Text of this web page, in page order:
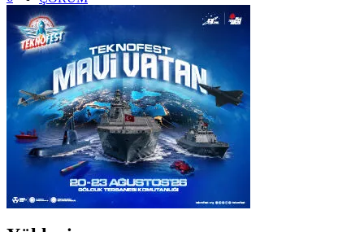
İSTANBUL
İZMİR
ŞANLIURFA
ŞIRNAK